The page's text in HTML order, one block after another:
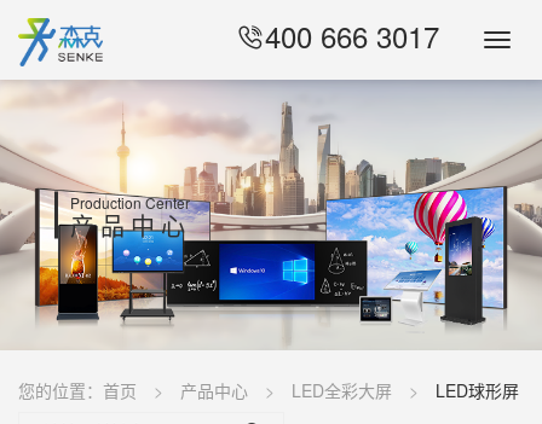
400 666 3017
Production Center
产品中心
您的位置： 首页 产品中心 LED全彩大屏 LED球形屏